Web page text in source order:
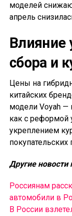
моделей
апрель
Влияние
сбора и
Цены на
китайских
модели Voyah —
как с реформой
укреплением
покупательских
Другие новости
Россиянам
автомобили в
В России